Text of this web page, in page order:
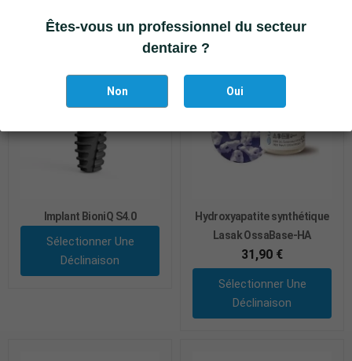
Implant BioniQ S4.0
Sélectionner Une
Déclinaison
Hydroxyapatite synthétique
Lasak OssaBase-HA
31,90 €
Sélectionner Une
Déclinaison
Êtes-vous un professionnel du secteur
dentaire ?
Non Oui